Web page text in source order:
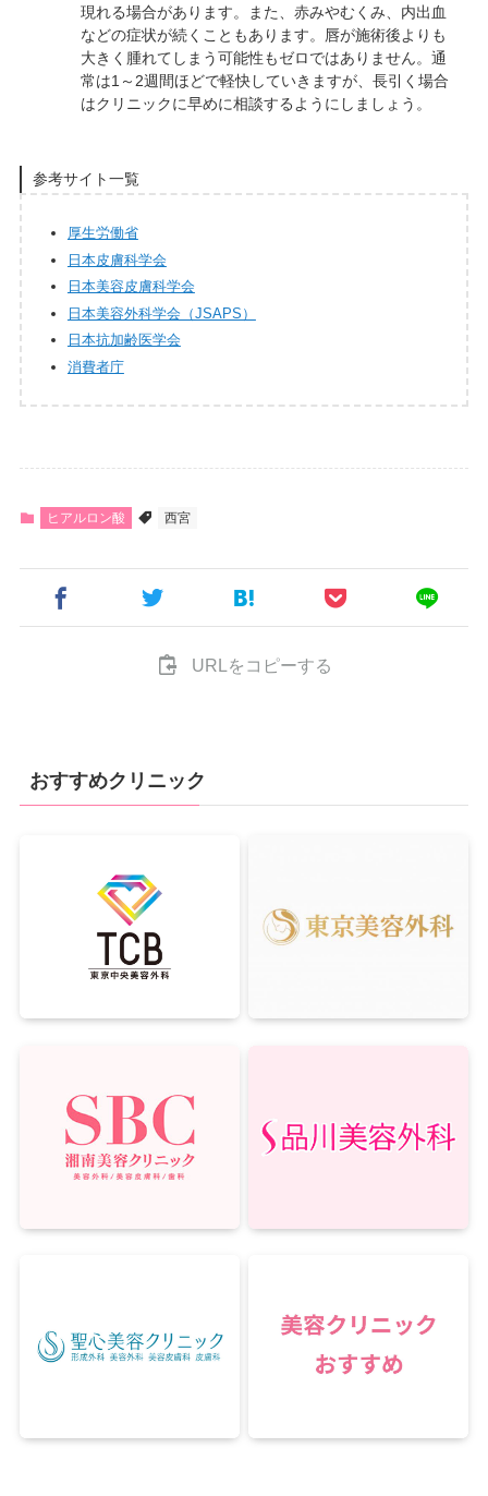
現れる場合があります。また、赤みやむくみ、内出血
などの症状が続くこともあります。唇が施術後よりも
大きく腫れてしまう可能性もゼロではありません。通
常は1～2週間ほどで軽快していきますが、長引く場合
はクリニックに早めに相談するようにしましょう。
参考サイト一覧
厚生労働省
日本皮膚科学会
日本美容皮膚科学会
日本美容外科学会（JSAPS）
日本抗加齢医学会
消費者庁
ヒアルロン酸 西宮
URLをコピーする
おすすめクリニック